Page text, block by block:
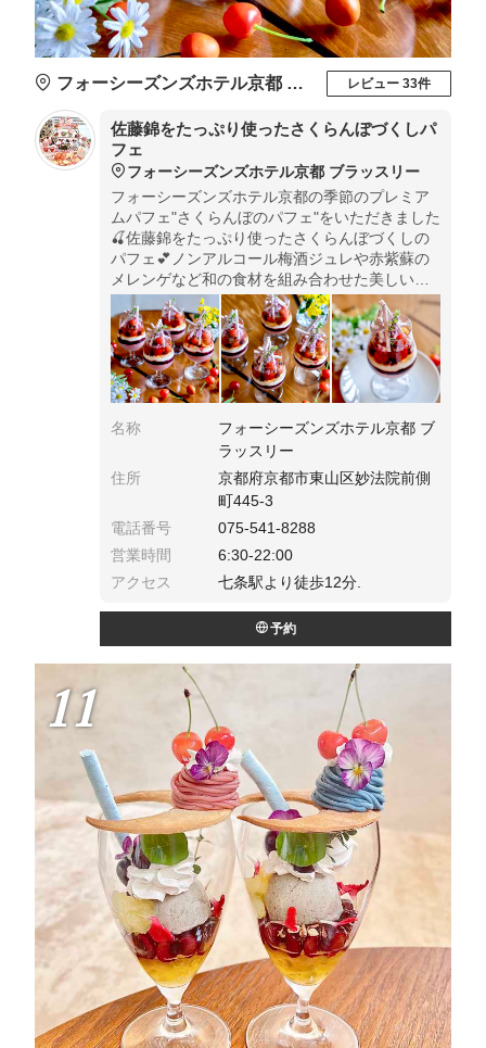
フォーシーズンズホテル京都 ブラッスリー レビュー 33件
佐藤錦をたっぷり使ったさくらんぼづくしパ
フェ
フォーシーズンズホテル京都 ブラッスリー
フォーシーズンズホテル京都の季節のプレミア
ムパフェ"さくらんぼのパフェ"をいただきました
🍒佐藤錦をたっぷり使ったさくらんぼづくしの
パフェ💕ノンアルコール梅酒ジュレや赤紫蘇の
メレンゲなど和の食材を組み合わせた美しいパ
フェに仕上がっています🍒 1日限定10食なので
予約がオススメ✨
名称
フォーシーズンズホテル京都 ブ
ラッスリー
住所
京都府京都市東山区妙法院前側
町445-3
電話番号
075-541-8288
営業時間
6:30-22:00
アクセス
七条駅より徒歩12分.
予約
11